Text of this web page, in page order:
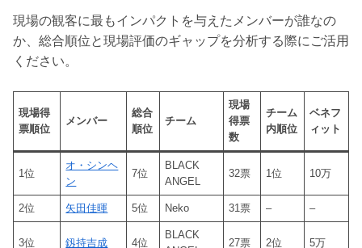
現場の観客に最もインパクトを与えたメンバーが誰なの
か、総合順位と現場評価のギャップを分析する際にご活用
ください。
現場得
票順位
メンバー
総合
順位
チーム
現場
得票
数
チーム
内順位
ベネフ
ィット
1位
オ・シンヘ
ン
7位
BLACK
ANGEL
32票 1位 10万
2位 矢田佳暉 5位 Neko 31票 – –
3位 釼持吉成 4位
BLACK
27票 2位 5万